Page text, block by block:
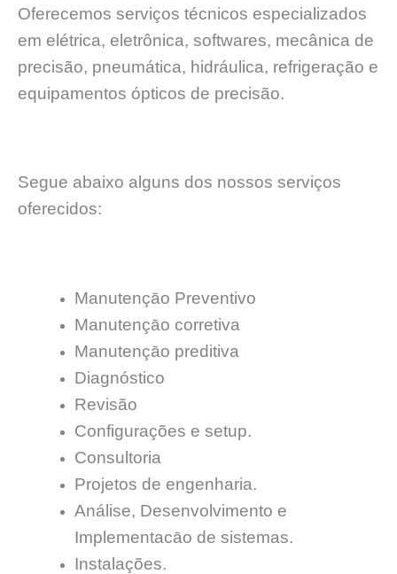
Oferecemos serviços técnicos especializados
em elétrica, eletrônica, softwares, mecânica de
precisão, pneumática, hidráulica, refrigeração e
equipamentos ópticos de precisão.
Segue abaixo alguns dos nossos serviços
oferecidos:
Manutençāo Preventivo
Manutençāo corretiva
Manutençāo preditiva
Diagnóstico
Revisão
Configurações e setup.
Consultoria
Projetos de engenharia.
Análise, Desenvolvimento e
Implementacāo de sistemas.
Instalações.